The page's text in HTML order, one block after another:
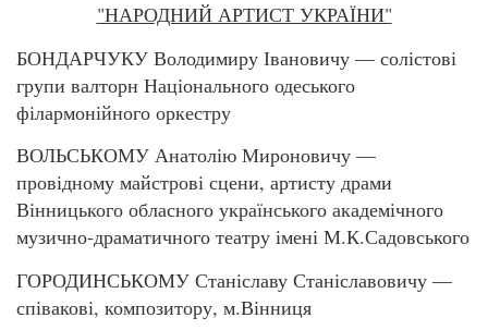
"НАРОДНИЙ АРТИСТ УКРАЇНИ"
БОНДАРЧУКУ Володимиру Івановичу — солістові
групи валторн Національного одеського
філармонійного оркестру
ВОЛЬСЬКОМУ Анатолію Мироновичу —
провідному майстрові сцени, артисту драми
Вінницького обласного українського академічного
музично-драматичного театру імені М.К.Садовського
ГОРОДИНСЬКОМУ Станіславу Станіславовичу —
співакові, композитору, м.Вінниця